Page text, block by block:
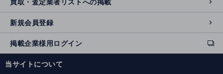
新規会員登録
掲載企業様用ログイン
ext
e
当サイトについて